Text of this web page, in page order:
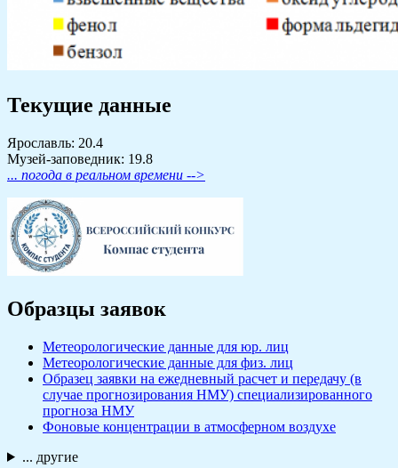
Текущие данные
Ярославль: 20.4
Музей-заповедник: 19.8
... погода в реальном времени -->
Образцы заявок
Метеорологические данные для юр. лиц
Метеорологические данные для физ. лиц
Образец заявки на ежедневный расчет и передачу (в
случае прогнозирования НМУ) специализированного
прогноза НМУ
Фоновые концентрации в атмосферном воздухе
... другие